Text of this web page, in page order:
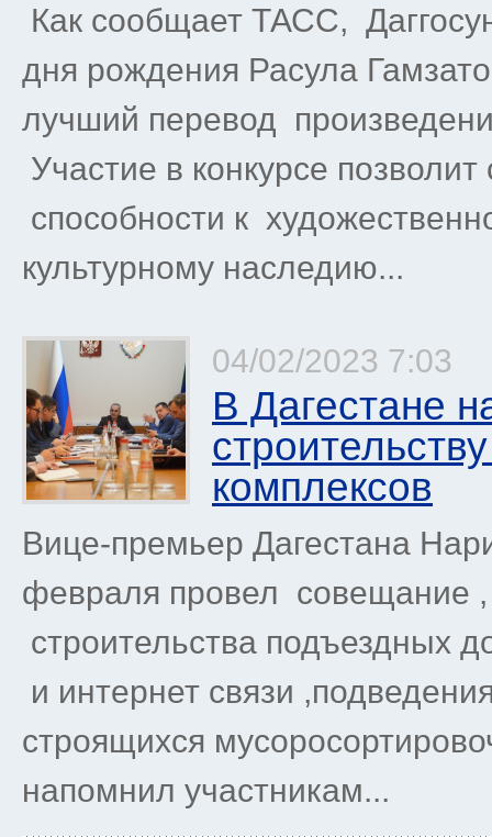
Как сообщает ТАСС,
дня рождения Расула
лучший перевод
Участие в конкурсе
способности к
культурному наследию...
04/02/2023 7:03
В Дагестане
комплексов
Вице-премьер Дагестана
февраля провел совещание
строительства подъездных
и интернет связи
строящихся
напомнил участникам...